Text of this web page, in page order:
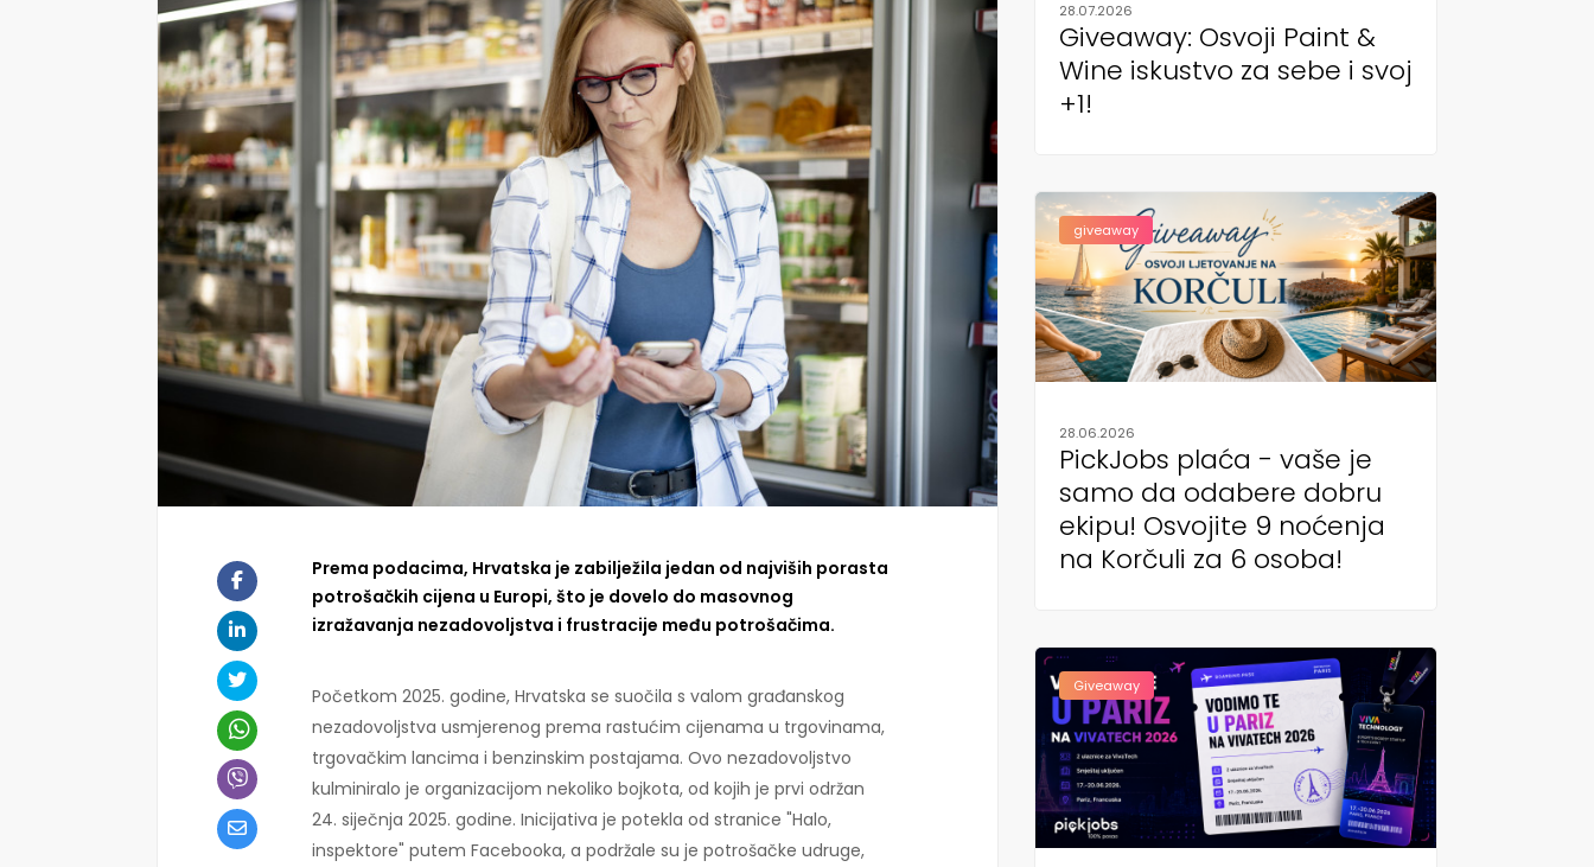
Prema podacima, Hrvatska je zabilježila jedan od najviših porasta
potrošačkih cijena u Europi, što je dovelo do masovnog
izražavanja nezadovoljstva i frustracije među potrošačima.
Početkom 2025. godine, Hrvatska se suočila s valom građanskog
nezadovoljstva usmjerenog prema rastućim cijenama u trgovinama,
trgovačkim lancima i benzinskim postajama. Ovo nezadovoljstvo
kulminiralo je organizacijom nekoliko bojkota, od kojih je prvi održan
24. siječnja 2025. godine. Inicijativa je potekla od stranice "Halo,
inspektore" putem Facebooka, a podržale su je potrošačke udruge,
28.07.2026
Giveaway: Osvoji Paint &
Wine iskustvo za sebe i svoj
+1!
giveaway
28.06.2026
PickJobs plaća - vaše je
samo da odabere dobru
ekipu! Osvojite 9 noćenja
na Korčuli za 6 osoba!
Giveaway